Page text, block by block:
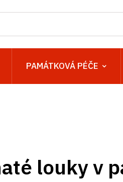
PAMÁTKOVÁ PÉČE
louky v